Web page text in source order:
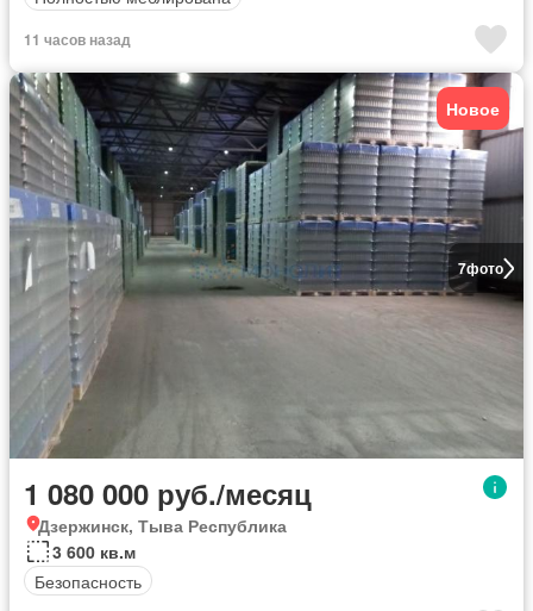
11 часов назад
7фото
Новое
1 080 000 руб./месяц
Дзержинск, Тыва Республика
3 600 кв.м
Безопасность